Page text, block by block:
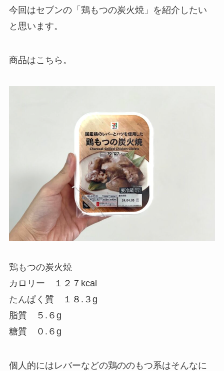
今回はセブンの「鶏もつの炭火焼」を紹介したい
と思います。
商品はこちら。
鶏もつの炭火焼
カロリー １２７kcal
たんぱく質 １８.３g
脂質 ５.６g
糖質 ０.６g
個人的にはレバーなどの鶏ののもつ系はそんなに